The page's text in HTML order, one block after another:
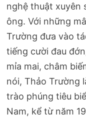
nghệ thuật xuyên
ông. Với những
Trường đưa vào
tiếng cười đau
mỉa mai, châm
nói, Thảo Trường
trào phúng tiêu
Nam, kể từ năm